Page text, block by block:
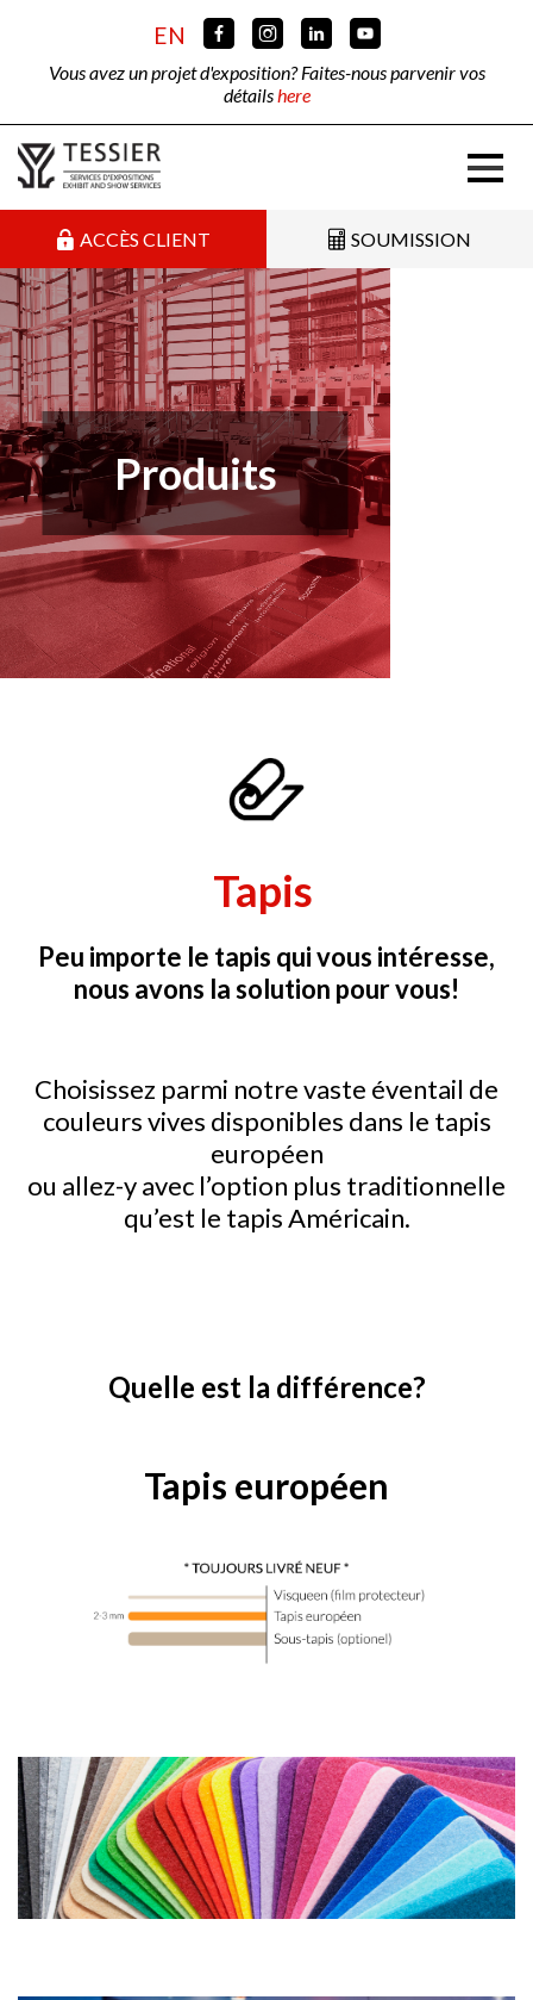
Vous avez un projet d'exposition? Faites-nous parvenir vos
détailshere
EN
ACCÈS CLIENT SOUMISSION
Produits
Tapis
Peu importe le tapis qui vous intéresse,
nous avons la solution pour vous!
Choisissez parmi notre vaste éventail de
couleurs vives disponibles dans le tapis
européen
ou allez-y avec l’option plus traditionnelle
qu’est le tapis Américain.
Quelle est la différence?
Tapis européen